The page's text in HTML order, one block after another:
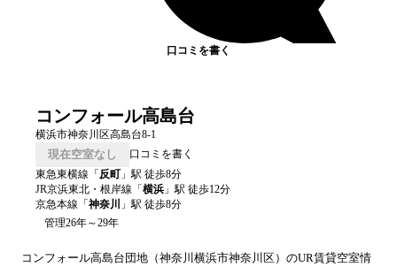
口コミを書く
コンフォール高島台
横浜市神奈川区高島台8-1
現在空室なし
口コミを書く
東急東横線 「反町」駅 徒歩8分
JR京浜東北・根岸線 「横浜 」駅 徒歩12分
京急本線 「神奈川 」駅 徒歩8分
管理26年～29年
コンフォール高島台団地（神奈川横浜市神奈川区）のUR賃貸空室情